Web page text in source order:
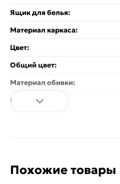
Ящик для белья:
Материал каркаса:
Цвет:
Общий цвет:
Материал обивки:
Цвет каркаса:
Спинка кровати:
Похожие товары